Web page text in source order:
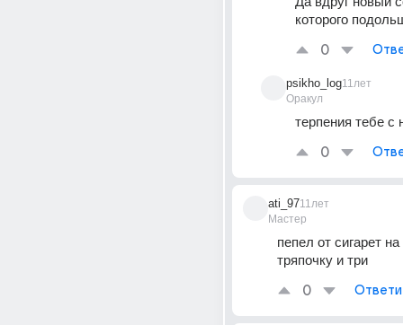
которого
0
psikho_log
Оракул
11лет
терпения тебе с
0
ati_97
Мастер
11лет
пепел от сигарет
тряпочку и три
0